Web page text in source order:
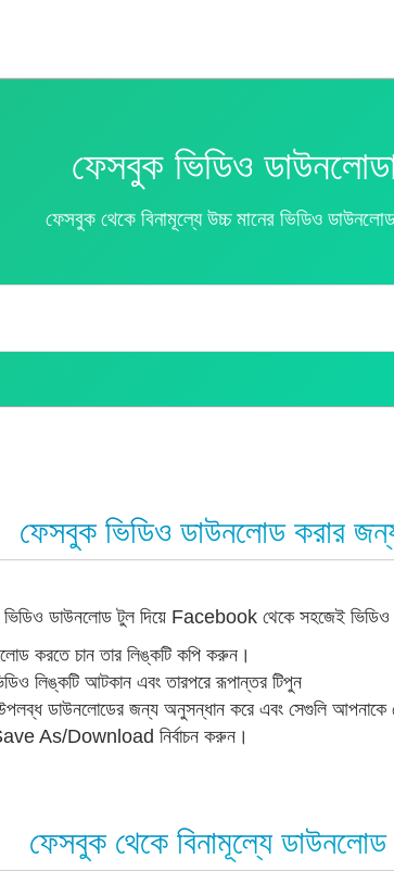
ফেসবুক ভিডিও
ফেসবুক থেকে বিনামূল্যে উচ্চ মানের ভিডিও
ফেসবুক ভিডিও ডাউনলোড করার
ডাউনলোড টুল দিয়ে Facebook থেকে সহজেই ভিডিও
করতে চান তার লিঙ্কটি কপি করুন।
লিঙ্কটি আটকান এবং তারপরে রূপান্তর টিপুন
ডাউনলোডের জন্য অনুসন্ধান করে এবং সেগুলি আপনাকে
As/Download নির্বাচন করুন।
ফেসবুক থেকে বিনামূল্যে